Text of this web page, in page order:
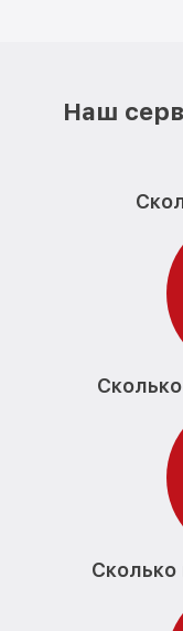
Наш